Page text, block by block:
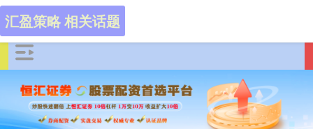
汇盈策略 相关话题